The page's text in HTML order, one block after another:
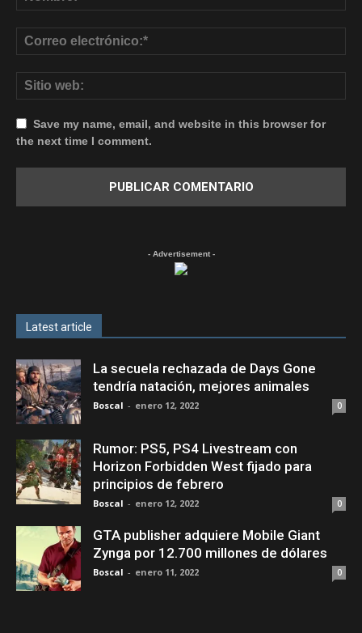
Save my name, email, and website in this browser for
the next time I comment.
- Advertisement -
Latest article
La secuela rechazada de Days Gone
tendría natación, mejores animales
Boscal - enero 12, 2022 0
Rumor: PS5, PS4 Livestream con
Horizon Forbidden West fijado para
principios de febrero
Boscal - enero 12, 2022 0
GTA publisher adquiere Mobile Giant
Zynga por 12.700 millones de dólares
Boscal - enero 11, 2022 0